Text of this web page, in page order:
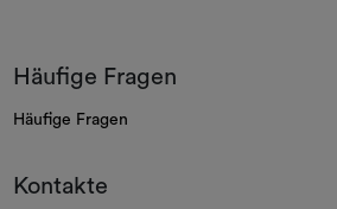
Häufige Fragen
Häufige Fragen
Kontakte